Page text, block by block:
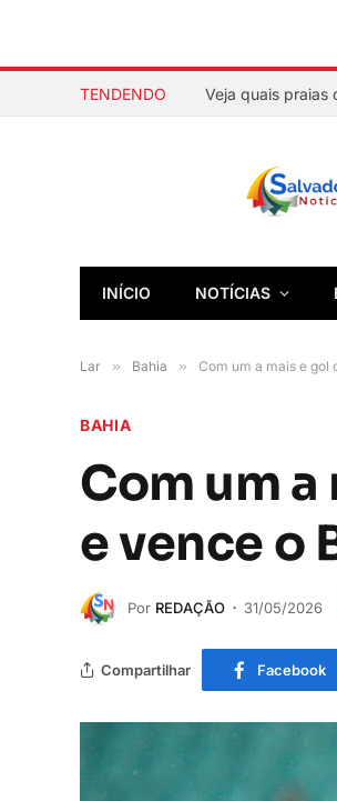
TENDENDO
INÍCIO NOTÍCIAS
Lar » Bahia » Com um a mais e gol
BAHIA
Com um
e vence o
Por REDAÇÃO 31/05/2026
Compartilhar Facebook